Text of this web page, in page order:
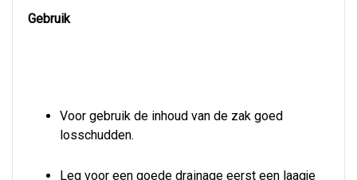
Gebruik
Voor gebruik de inhoud van de zak goed
losschudden.
Leg voor een goede drainage eerst een laagje